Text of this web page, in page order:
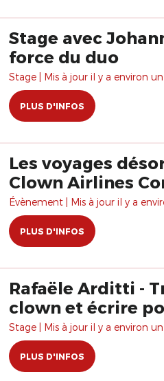
Stage avec
force du duo
Stage | Mis à jour il y a environ un
PLUS D'INFOS
Les voyages
Clown Airlines
Évènement | Mis à jour il y a
PLUS D'INFOS
Rafaële Arditti -
clown et écrire
Stage | Mis à jour il y a environ un
PLUS D'INFOS